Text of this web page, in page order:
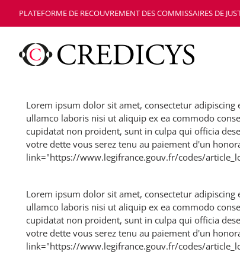
PLATEFORME DE RECOUVREMENT DES COMMISSAIRES DE
Lorem ipsum dolor sit amet, consectetur
ullamco laboris nisi ut aliquip ex ea commodo
cupidatat non proident, sunt in culpa qui officia
votre dette vous serez tenu au paiement d'un
link="https://www.legifrance.gouv.fr/codes/
Lorem ipsum dolor sit amet, consectetur
ullamco laboris nisi ut aliquip ex ea commodo
cupidatat non proident, sunt in culpa qui officia
votre dette vous serez tenu au paiement d'un
link="https://www.legifrance.gouv.fr/codes/